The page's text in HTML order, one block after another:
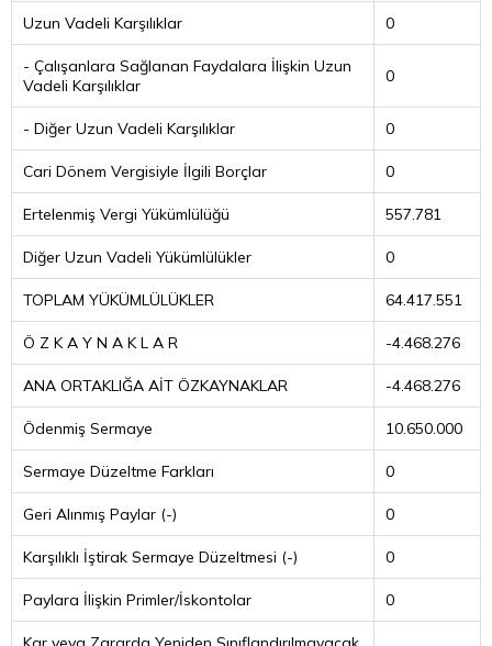
Uzun Vadeli Karşılıklar 0
- Çalışanlara Sağlanan Faydalara İlişkin Uzun
Vadeli Karşılıklar
0
- Diğer Uzun Vadeli Karşılıklar 0
Cari Dönem Vergisiyle İlgili Borçlar 0
Ertelenmiş Vergi Yükümlülüğü 557.781
Diğer Uzun Vadeli Yükümlülükler 0
TOPLAM YÜKÜMLÜLÜKLER 64.417.551
Ö Z K A Y N A K L A R -4.468.276
ANA ORTAKLIĞA AİT ÖZKAYNAKLAR -4.468.276
Ödenmiş Sermaye 10.650.000
Sermaye Düzeltme Farkları 0
Geri Alınmış Paylar (-) 0
Karşılıklı İştirak Sermaye Düzeltmesi (-) 0
Paylara İlişkin Primler/İskontolar 0